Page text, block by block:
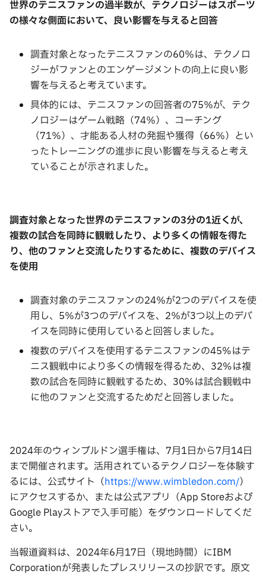
世界のテニスファンの過半数が、テクノロジーはスポーツ
の様々な側面において、良い影響を与えると回答
調査対象となったテニスファンの60％は、テクノロ
ジーがファンとのエンゲージメントの向上に良い影
響を与えると考えています。
具体的には、テニスファンの回答者の75％が、テク
ノロジーはゲーム戦略（74％）、コーチング
（71％）、才能ある人材の発掘や獲得（66％）とい
ったトレーニングの進歩に良い影響を与えると考え
ていることが示されました。
調査対象となった世界のテニスファンの3分の1近くが、
複数の試合を同時に観戦したり、より多くの情報を得た
り、他のファンと交流したりするために、複数のデバイス
を使用
調査対象のテニスファンの24％が2つのデバイスを使
用し、5％が3つのデバイスを、2％が3つ以上のデバ
イスを同時に使用していると回答しました。
複数のデバイスを使用するテニスファンの45%はテ
ニス観戦中により多くの情報を得るため、32%は複
数の試合を同時に観戦するため、30%は試合観戦中
に他のファンと交流するためだと回答しました。
2024年のウィンブルドン選手権は、7月1日から7月14日
まで開催されます。活用されているテクノロジーを体験す
るには、公式サイト（https://www.wimbledon.com/）
にアクセスするか、または公式アプリ（App Storeおよび
Google Playストアで入手可能）をダウンロードしてくだ
さい。
当報道資料は、2024年6月17日（現地時間）にIBM
Corporationが発表したプレスリリースの抄訳です。原文